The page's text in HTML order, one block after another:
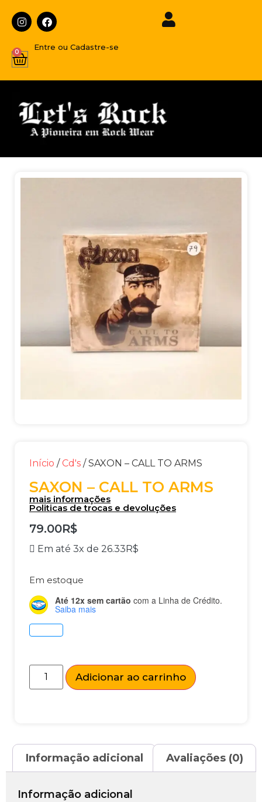
Entre ou Cadastre-se
0
Início / Cd's / SAXON – CALL TO ARMS
SAXON – CALL TO ARMS
mais informações
Politicas de trocas e devoluções
79.00R$
Em até 3x de 26.33R$
Em estoque
Até 12x sem cartão com a Linha de Crédito.
Saiba mais
Adicionar ao carrinho
Informação adicional Avaliações (0)
Informação adicional